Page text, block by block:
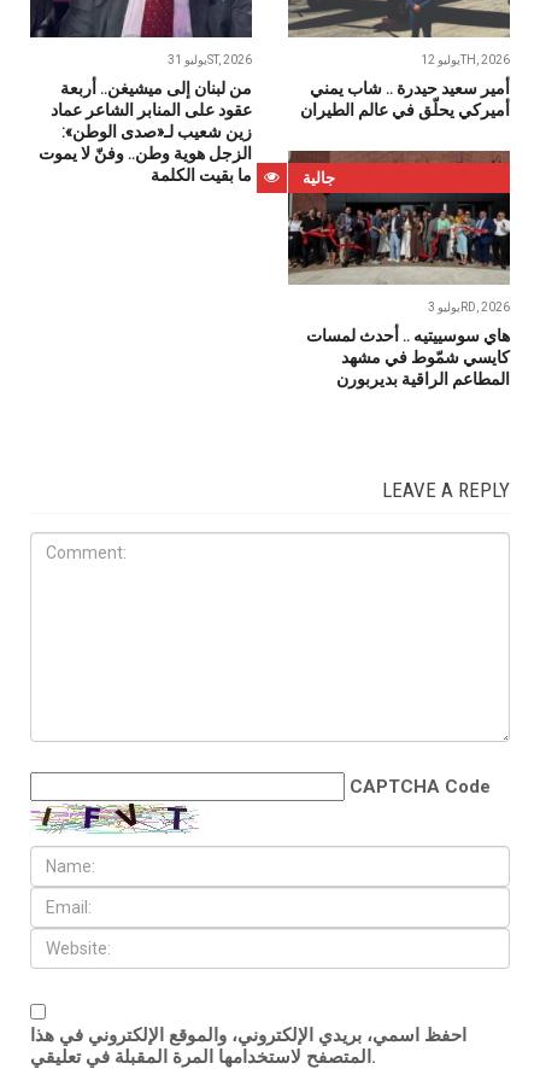
يوليو 31ST, 2026
من لبنان إلى ميشيغن.. أربعة
عقود على المنابر الشاعر عماد
زين شعيب لـ«صدى الوطن»:
الزجل هوية وطن.. وفنّ لا يموت
ما بقيت الكلمة
يوليو 12TH, 2026
أمير سعيد حيدرة .. شاب يمني
أميركي يحلّق في عالم الطيران
جالية
يوليو 3RD, 2026
هاي سوسييتيه .. أحدث لمسات
كايسي شمّوط في مشهد
المطاعم الراقية بديربورن
LEAVE A REPLY
CAPTCHA Code
احفظ اسمي، بريدي الإلكتروني، والموقع الإلكتروني في هذا
المتصفح لاستخدامها المرة المقبلة في تعليقي.